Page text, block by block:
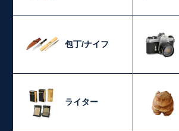
包丁/ナイフ
ライター